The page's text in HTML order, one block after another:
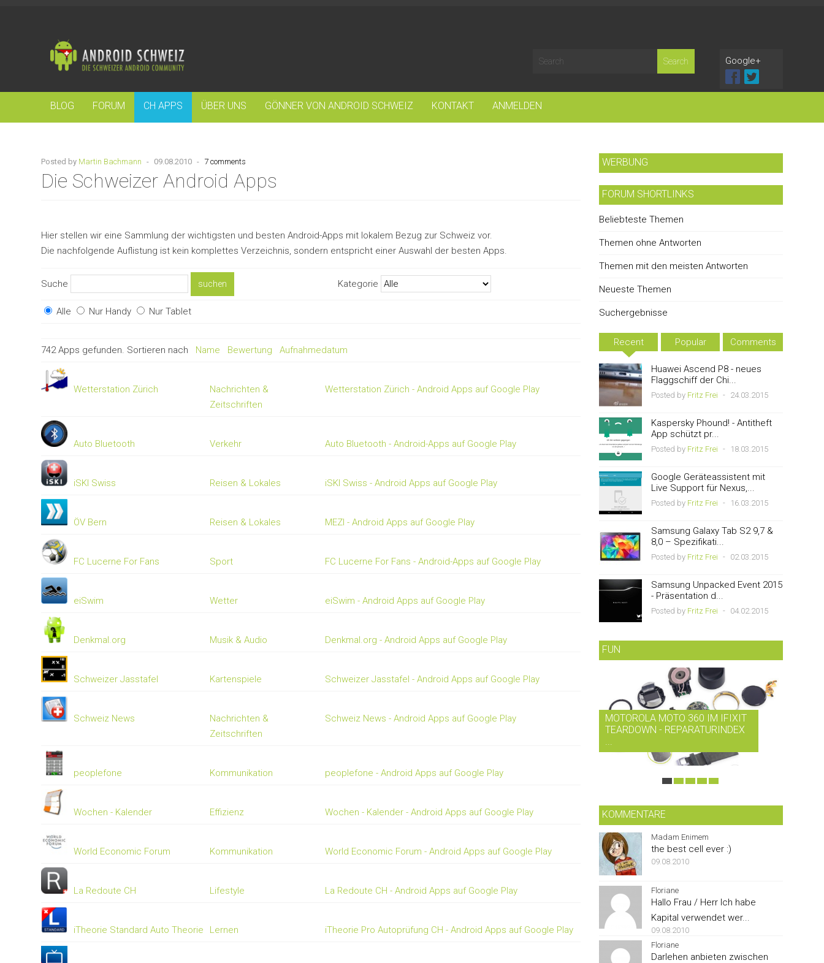
Google+
BLOG FORUM CH APPS ÜBER UNS GÖNNER VON ANDROID SCHWEIZ KONTAKT ANMELDEN
Posted by Martin Bachmann - 09.08.2010 - 7 comments
Die Schweizer Android Apps
Hier stellen wir eine Sammlung der wichtigsten und besten Android-Apps mit lokalem Bezug zur Schweiz vor.
Die nachfolgende Auflistung ist kein komplettes Verzeichnis, sondern entspricht einer Auswahl der besten Apps.
Suche Kategorie
Alle Nur Handy Nur Tablet
742 Apps gefunden. Sortieren nach Name Bewertung Aufnahmedatum
Wetterstation Zürich
Nachrichten &
Zeitschriften
Wetterstation Zürich - Android Apps auf Google Play
Auto Bluetooth Verkehr Auto Bluetooth - Android-Apps auf Google Play
iSKI Swiss Reisen & Lokales iSKI Swiss - Android Apps auf Google Play
ÖV Bern Reisen & Lokales MEZI - Android Apps auf Google Play
FC Lucerne For Fans Sport FC Lucerne For Fans - Android-Apps auf Google Play
eiSwim Wetter eiSwim - Android Apps auf Google Play
Denkmal.org Musik & Audio Denkmal.org - Android Apps auf Google Play
Schweizer Jasstafel Kartenspiele Schweizer Jasstafel - Android Apps auf Google Play
Schweiz News
Nachrichten &
Zeitschriften
Schweiz News - Android Apps auf Google Play
peoplefone Kommunikation peoplefone - Android Apps auf Google Play
Wochen - Kalender Effizienz Wochen - Kalender - Android Apps auf Google Play
World Economic Forum Kommunikation World Economic Forum - Android Apps auf Google Play
La Redoute CH Lifestyle La Redoute CH - Android Apps auf Google Play
iTheorie Standard Auto Theorie Lernen iTheorie Pro Autoprüfung CH - Android Apps auf Google Play
WERBUNG
FORUM SHORTLINKS
Beliebteste Themen
Themen ohne Antworten
Themen mit den meisten Antworten
Neueste Themen
Suchergebnisse
Recent Popular Comments
Huawei Ascend P8 - neues
Flaggschiff der Chi...
Posted by Fritz Frei - 24.03.2015
Kaspersky Phound! - Antitheft
App schützt pr...
Posted by Fritz Frei - 18.03.2015
Google Geräteassistent mit
Live Support für Nexus,...
Posted by Fritz Frei - 16.03.2015
Samsung Galaxy Tab S2 9,7 &
8,0 – Spezifikati...
Posted by Fritz Frei - 02.03.2015
Samsung Unpacked Event 2015
- Präsentation d...
Posted by Fritz Frei - 04.02.2015
FUN
MOTOROLA MOTO 360 IM IFIXIT
TEARDOWN - REPARATURINDEX
...
KOMMENTARE
Madam Enimem
the best cell ever :)
09.08.2010
Floriane
Hallo Frau / Herr Ich habe
Kapital verwendet wer...
09.08.2010
Floriane
Darlehen anbieten zwischen